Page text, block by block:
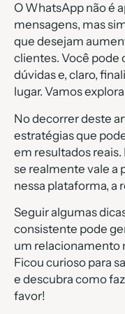
O WhatsApp não é
mensagens, mas
que desejam
clientes. Você pode
dúvidas e, claro,
lugar. Vamos
No decorrer deste
estratégias que
em resultados
se realmente vale a
nessa plataforma, a
Seguir algumas
consistente pode
um relacionamento
Ficou curioso para
e descubra como
favor!